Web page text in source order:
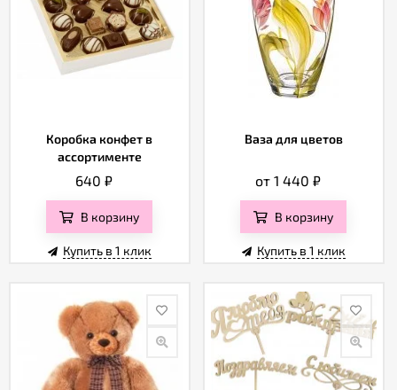
Коробка конфет в
ассортименте
640₽
В корзину
Купить в 1 клик
Ваза для цветов
от 1 440₽
В корзину
Купить в 1 клик